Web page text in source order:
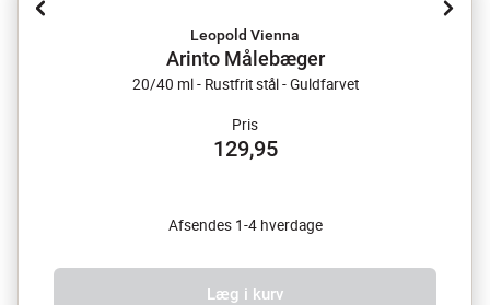
Leopold Vienna
Arinto Målebæger
20/40 ml - Rustfrit stål - Guldfarvet
Pris
129,95
Afsendes 1-4 hverdage
Læg i kurv